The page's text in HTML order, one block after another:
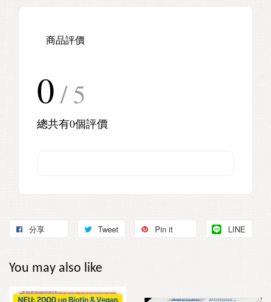
商品評價
0 / 5
總共有0個評價
分享 Tweet Pin it LINE
You may also like